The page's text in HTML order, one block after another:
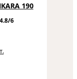
190
4.8/6